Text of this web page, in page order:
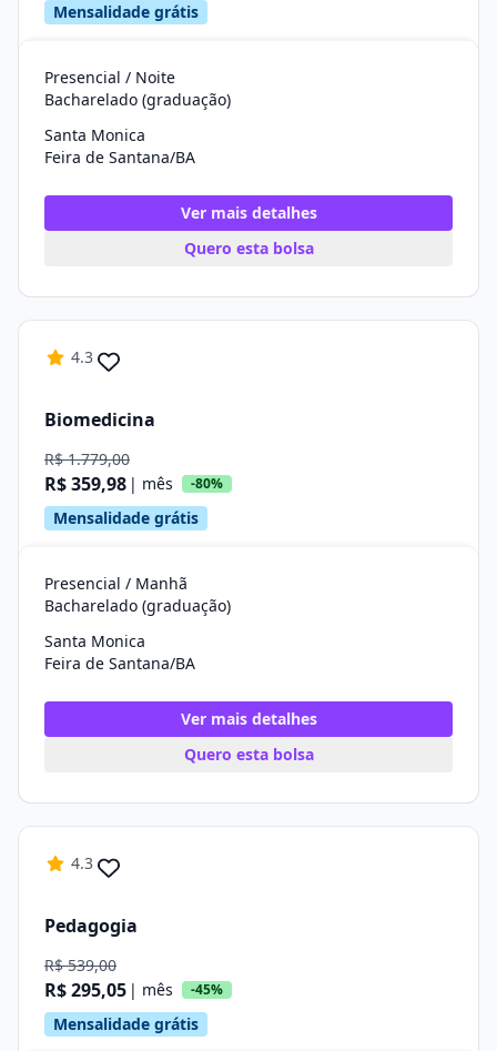
Mensalidade grátis
Presencial / Noite
Bacharelado (graduação)
Santa Monica
Feira de Santana/BA
Ver mais detalhes
Quero esta bolsa
4.3
Biomedicina
R$ 1.779,00
R$ 359,98 | mês -80%
Mensalidade grátis
Presencial / Manhã
Bacharelado (graduação)
Santa Monica
Feira de Santana/BA
Ver mais detalhes
Quero esta bolsa
4.3
Pedagogia
R$ 539,00
R$ 295,05 | mês -45%
Mensalidade grátis